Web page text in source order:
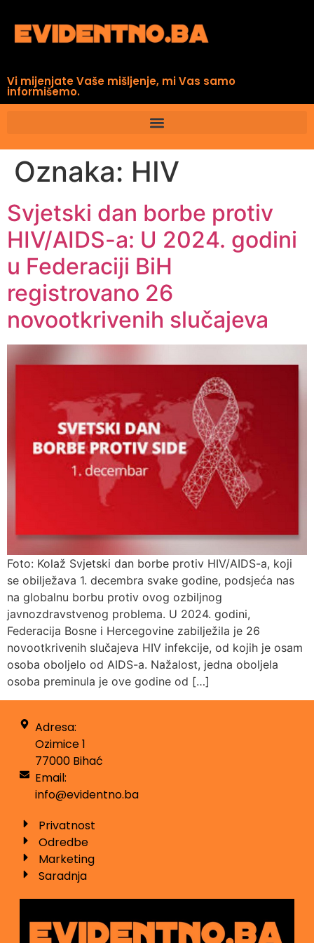
Vi mijenjate Vaše mišljenje, mi Vas samo
informišemo.
Oznaka: HIV
Svjetski dan borbe protiv
HIV/AIDS-a: U 2024. godini
u Federaciji BiH
registrovano 26
novootkrivenih slučajeva
Foto: Kolaž Svjetski dan borbe protiv HIV/AIDS-a, koji
se obilježava 1. decembra svake godine, podsjeća nas
na globalnu borbu protiv ovog ozbiljnog
javnozdravstvenog problema. U 2024. godini,
Federacija Bosne i Hercegovine zabilježila je 26
novootkrivenih slučajeva HIV infekcije, od kojih je osam
osoba oboljelo od AIDS-a. Nažalost, jedna oboljela
osoba preminula je ove godine od […]
Adresa:
Ozimice 1
77000 Bihać
Email:
info@evidentno.ba
Privatnost
Odredbe
Marketing
Saradnja